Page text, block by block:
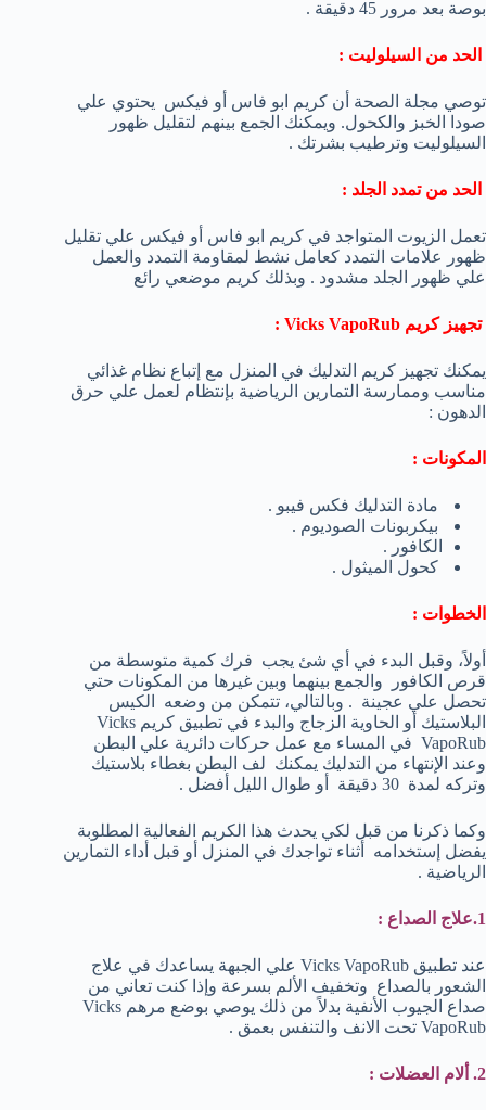
بوصة بعد مرور 45 دقيقة .
الحد من السيلوليت :
توصي مجلة الصحة أن كريم ابو فاس أو فيكس يحتوي علي
صودا الخبز والكحول. ويمكنك الجمع بينهم لتقليل ظهور
السيلوليت وترطيب بشرتك .
الحد من تمدد الجلد :
تعمل الزيوت المتواجد في كريم ابو فاس أو فيكس علي تقليل
ظهور علامات التمدد كعامل نشط لمقاومة التمدد والعمل
علي ظهور الجلد مشدود . وبذلك كريم موضعي رائع
تجهيز كريم Vicks VapoRub :
يمكنك تجهيز كريم التدليك في المنزل مع إتباع نظام غذائي
مناسب وممارسة التمارين الرياضية بإنتظام لعمل علي حرق
الدهون :
المكونات :
مادة التدليك فكس فيبو .
بيكربونات الصوديوم .
الكافور .
كحول الميثول .
الخطوات :
أولاً، وقبل البدء في أي شئ يجب فرك كمية متوسطة من
قرص الكافور والجمع بينهما وبين غيرها من المكونات حتي
تحصل علي عجينة . وبالتالي، تتمكن من وضعه الكيس
البلاستيك أو الحاوية الزجاج والبدء في تطبيق كريم Vicks
VapoRub في المساء مع عمل حركات دائرية علي البطن
وعند الإنتهاء من التدليك يمكنك لف البطن بغطاء بلاستيك
وتركه لمدة 30 دقيقة أو طوال الليل أفضل .
وكما ذكرنا من قبل لكي يحدث هذا الكريم الفعالية المطلوبة
يفضل إستخدامه أثناء تواجدك في المنزل أو قبل أداء التمارين
الرياضية .
1.علاج الصداع :
عند تطبيق Vicks VapoRub علي الجبهة يساعدك في علاج
الشعور بالصداع وتخفيف الألم بسرعة وإذا كنت تعاني من
صداع الجيوب الأنفية بدلاً من ذلك يوصي بوضع مرهم Vicks
VapoRub تحت الانف والتنفس بعمق .
2. ألام العضلات :